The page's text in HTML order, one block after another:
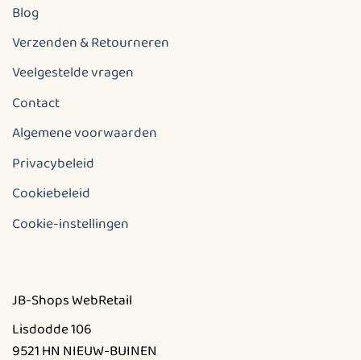
Blog
Verzenden & Retourneren
Veelgestelde vragen
Contact
Algemene voorwaarden
Privacybeleid
Cookiebeleid
Cookie-instellingen
JB-Shops WebRetail
Lisdodde 106
9521 HN NIEUW-BUINEN